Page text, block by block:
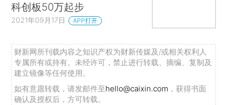
科创板50万起步
2021年09月17日 APP打开
财新网所刊载内容之知识产权为财新传媒及/或相关权利人
专属所有或持有。未经许可，禁止进行转载、摘编、复制及
建立镜像等任何使用。
如有意愿转载，请发邮件至hello@caixin.com ，获得书面
确认及授权后，方可转载。